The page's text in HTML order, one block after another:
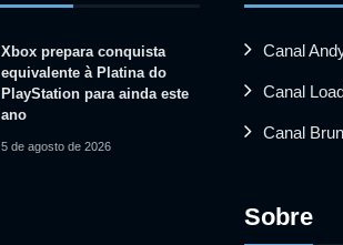
Xbox prepara conquista
equivalente à Platina do
PlayStation para ainda este
ano
5 de agosto de 2026
Canal
Canal
Canal
Sobre